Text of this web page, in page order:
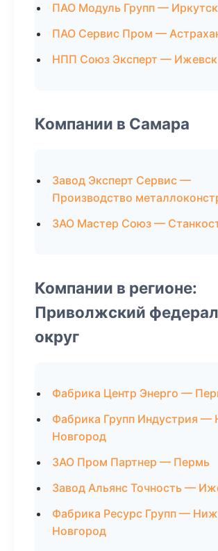
ПАО Модуль Групп — Иркутск
ПАО Сервис Пром —
НПП Союз Эксперт — Ижевск
Компании в Самара
Завод Эксперт Сервис —
Производство
ЗАО Мастер Союз —
Компании в регионе:
Приволжский
округ
Фабрика Центр Энерго —
Фабрика Групп Индустрия —
Новгород
ЗАО Пром Партнер — Пермь
Завод Альянс Точность —
Фабрика Ресурс Групп —
Новгород